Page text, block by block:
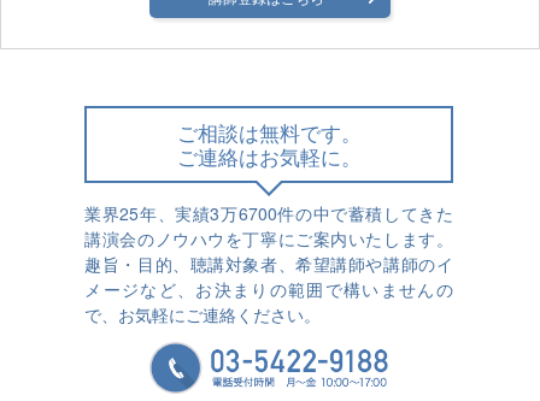
ご相談は無料です。
ご連絡はお気軽に。
業界25年、実績3万6700件の中で蓄積してきた
講演会のノウハウを丁寧にご案内いたします。
趣旨・目的、聴講対象者、希望講師や講師のイ
メージなど、お決まりの範囲で構いませんの
で、お気軽にご連絡ください。